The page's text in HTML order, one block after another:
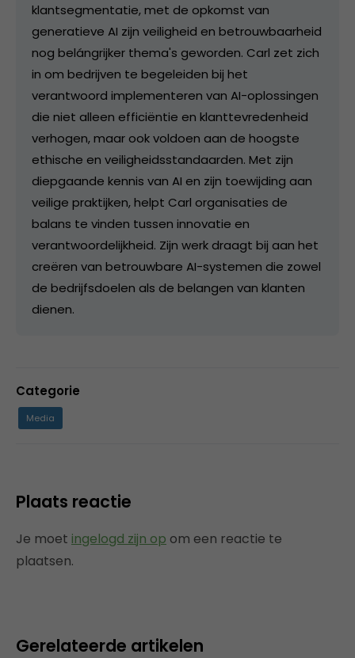
klantsegmentatie, met de opkomst van
generatieve AI zijn veiligheid en betrouwbaarheid
nog belángrijker thema's geworden. Carl zet zich
in om bedrijven te begeleiden bij het
verantwoord implementeren van AI-oplossingen
die niet alleen efficiëntie en klanttevredenheid
verhogen, maar ook voldoen aan de hoogste
ethische en veiligheidsstandaarden. Met zijn
diepgaande kennis van AI en zijn toewijding aan
veilige praktijken, helpt Carl organisaties de
balans te vinden tussen innovatie en
verantwoordelijkheid. Zijn werk draagt bij aan het
creëren van betrouwbare AI-systemen die zowel
de bedrijfsdoelen als de belangen van klanten
dienen.
Categorie
Media
Plaats reactie
Je moet ingelogd zijn op om een reactie te
plaatsen.
Gerelateerde artikelen